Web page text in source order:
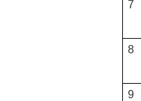
7
8
9